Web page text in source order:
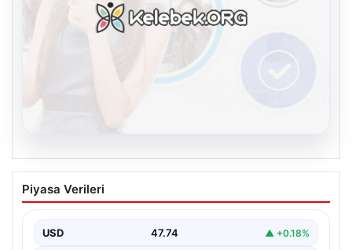
08.08.2026
Kelebek.Org İle Dijital İletişimin Seviyeli
Adresi Ve Muhabbet Deneyimi
kurması kritik bir hassasiyet taşımaktadır. Halen pek…
Piyasa Verileri
USD 47.74 ▲ +0.18%